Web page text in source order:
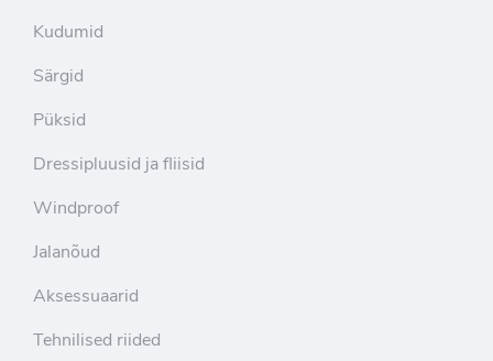
Kudumid
Särgid
Püksid
Dressipluusid ja fliisid
Windproof
Jalanõud
Aksessuaarid
Tehnilised riided